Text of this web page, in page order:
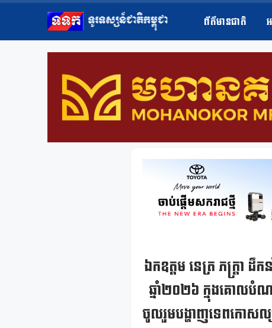
ព័ត៌មានជាតិ
ឯកឧត្តម នេត្រ ភក្ត្រា
ឆ្នាំ២០២៦ ក្នុងគោលបំណ
ចូលរួមបង្ហាញទេពកោសល្